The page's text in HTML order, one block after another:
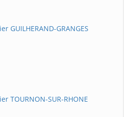
GUILHERAND-GRANGES
TOURNON-SUR-RHONE